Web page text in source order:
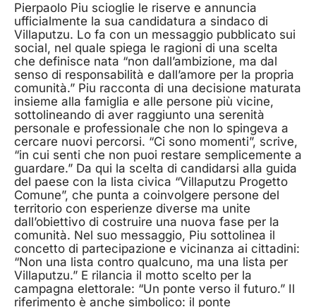
Pierpaolo Piu scioglie le riserve e annuncia
ufficialmente la sua candidatura a sindaco di
Villaputzu. Lo fa con un messaggio pubblicato sui
social, nel quale spiega le ragioni di una scelta
che definisce nata “non dall’ambizione, ma dal
senso di responsabilità e dall’amore per la propria
comunità.” Piu racconta di una decisione maturata
insieme alla famiglia e alle persone più vicine,
sottolineando di aver raggiunto una serenità
personale e professionale che non lo spingeva a
cercare nuovi percorsi. “Ci sono momenti”, scrive,
“in cui senti che non puoi restare semplicemente a
guardare.” Da qui la scelta di candidarsi alla guida
del paese con la lista civica “Villaputzu Progetto
Comune”, che punta a coinvolgere persone del
territorio con esperienze diverse ma unite
dall’obiettivo di costruire una nuova fase per la
comunità. Nel suo messaggio, Piu sottolinea il
concetto di partecipazione e vicinanza ai cittadini:
“Non una lista contro qualcuno, ma una lista per
Villaputzu.” E rilancia il motto scelto per la
campagna elettorale: “Un ponte verso il futuro.” Il
riferimento è anche simbolico: il ponte